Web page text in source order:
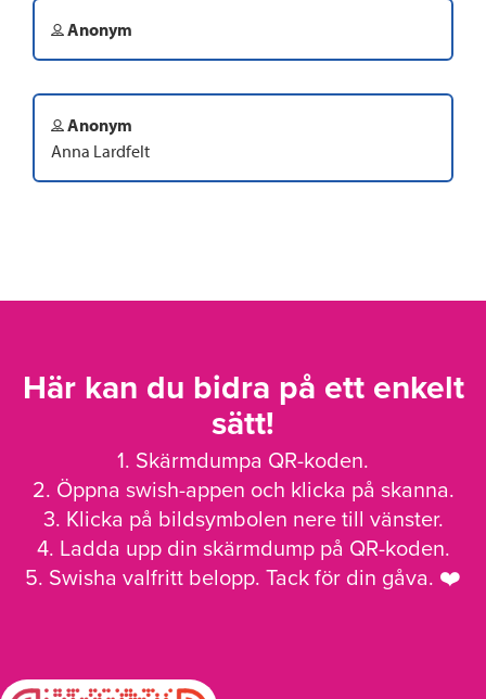
Anonym
Anonym
Anna Lardfelt
Här kan du bidra på ett enkelt
sätt!
1. Skärmdumpa QR-koden.
2. Öppna swish-appen och klicka på skanna.
3. Klicka på bildsymbolen nere till vänster.
4. Ladda upp din skärmdump på QR-koden.
5. Swisha valfritt belopp. Tack för din gåva. ❤️